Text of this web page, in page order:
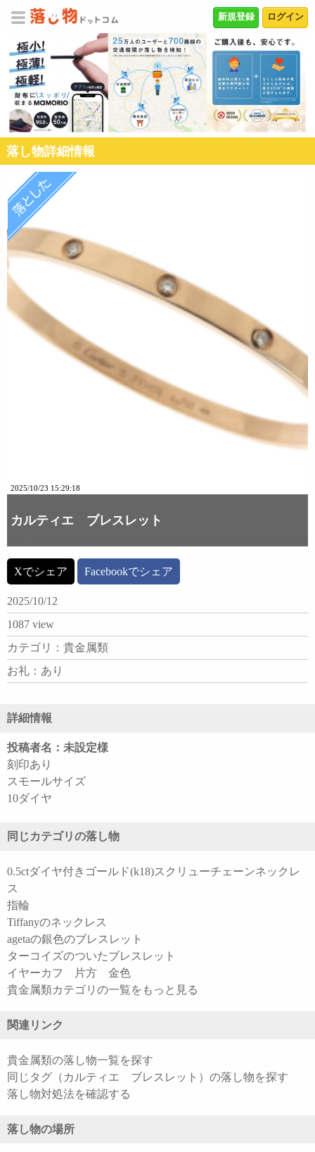
ログイン
新規登録
落し物詳細情報
2025/10/23 15:29:18
カルティエ ブレスレット
Xでシェア Facebookでシェア
2025/10/12
1087 view
カテゴリ：貴金属類
お礼：あり
詳細情報
投稿者名：未設定様
刻印あり
スモールサイズ
10ダイヤ
同じカテゴリの落し物
0.5ctダイヤ付きゴールド(k18)スクリューチェーンネックレ
ス
指輪
Tiffanyのネックレス
agetaの銀色のブレスレット
ターコイズのついたブレスレット
イヤーカフ 片方 金色
貴金属類カテゴリの一覧をもっと見る
関連リンク
貴金属類の落し物一覧を探す
同じタグ（カルティエ ブレスレット）の落し物を探す
落し物対処法を確認する
落し物の場所